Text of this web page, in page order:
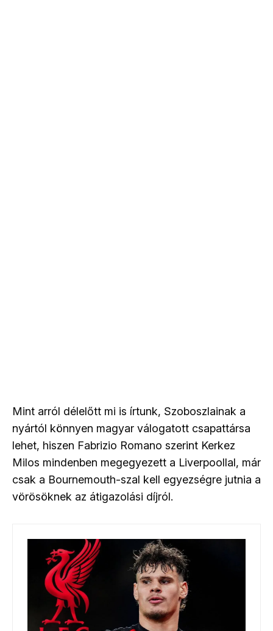
Mint arról délelőtt mi is írtunk, Szoboszlainak a
nyártól könnyen magyar válogatott csapattársa
lehet, hiszen Fabrizio Romano szerint Kerkez
Milos mindenben megegyezett a Liverpoollal, már
csak a Bournemouth-szal kell egyezségre jutnia a
vörösöknek az átigazolási díjról.